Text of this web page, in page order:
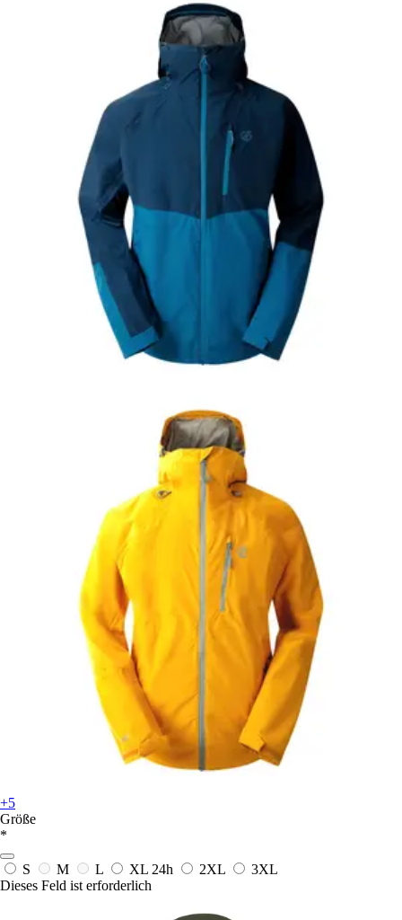
+5
Größe
*
S M L XL 24h 2XL
3XL
Dieses Feld ist erforderlich